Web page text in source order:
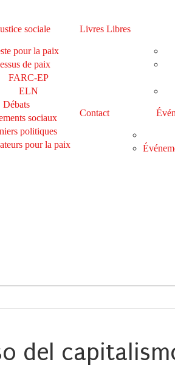
sociale
pour la paix
de paix
FARC-EP
ELN
Débats
sociaux
politiques
pour la paix
Livres Libres
Contact
del